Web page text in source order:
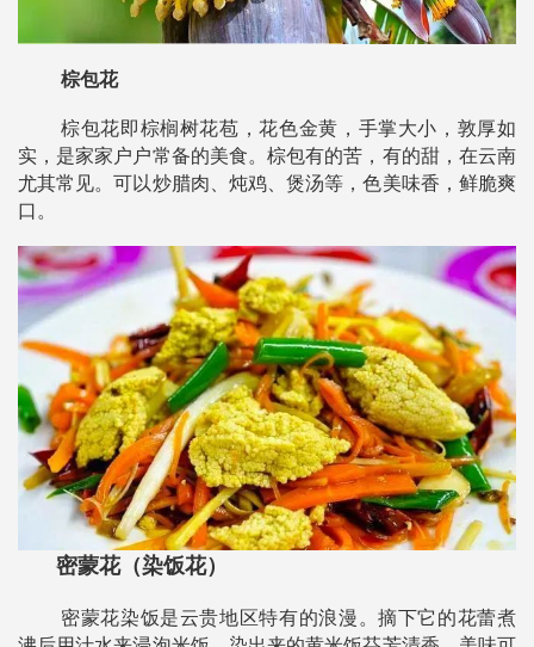
棕包花
棕包花即棕榈树花苞，花色金黄，手掌大小，敦厚如
实，是家家户户常备的美食。棕包有的苦，有的甜，在云南
尤其常见。可以炒腊肉、炖鸡、煲汤等，色美味香，鲜脆爽
口。
密蒙花（染饭花）
密蒙花染饭是云贵地区特有的浪漫。摘下它的花蕾煮